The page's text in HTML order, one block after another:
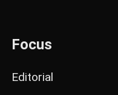
Focus
Editorial